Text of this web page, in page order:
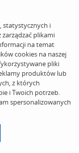
statystycznych i
plikami
na temat
cookies na naszej
pliki
produktów lub
z których
i Twoich potrzeb.
spersonalizowanych